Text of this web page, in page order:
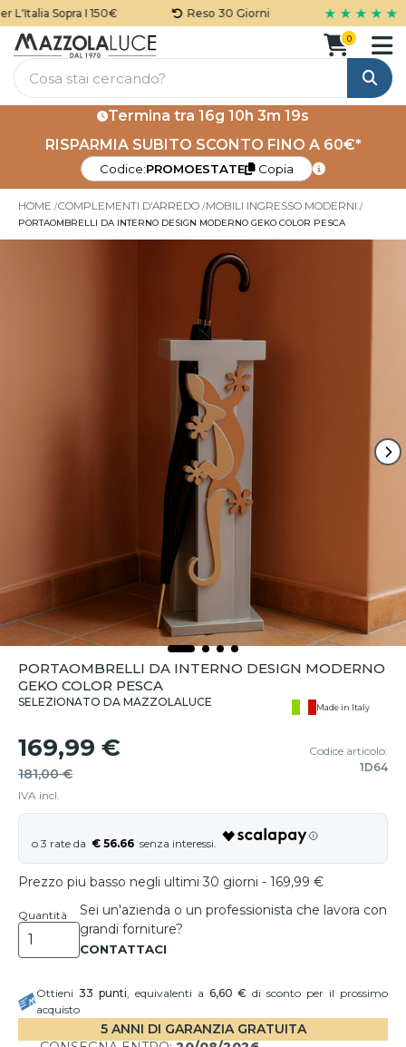
Sopra I 150€ Reso 30 Giorni ★ ★ ★ ★ ★
Cerca
0
Termina tra 16g 10h 3m 18s
RISPARMIA SUBITO SCONTO FINO A 60€*
Codice:PROMOESTATE Copia
HOME COMPLEMENTI D'ARREDO MOBILI INGRESSO MODERNI
PORTAOMBRELLI DA INTERNO DESIGN MODERNO GEKO COLOR PESCA
PORTAOMBRELLI DA INTERNO DESIGN MODERNO
GEKO COLOR PESCA
SELEZIONATO DA MAZZOLALUCE Made in Italy
169,99 €
181,00 €
IVA incl.
Codice articolo:
1D64
€ 56.66
Prezzo piu basso negli ultimi 30 giorni - 169,99 €
Quantità
Sei un'azienda o un professionista che lavora con
grandi forniture?
Ottieni 33 punti, equivalenti a 6,60 € di sconto per il prossimo
acquisto
5 ANNI DI GARANZIA GRATUITA